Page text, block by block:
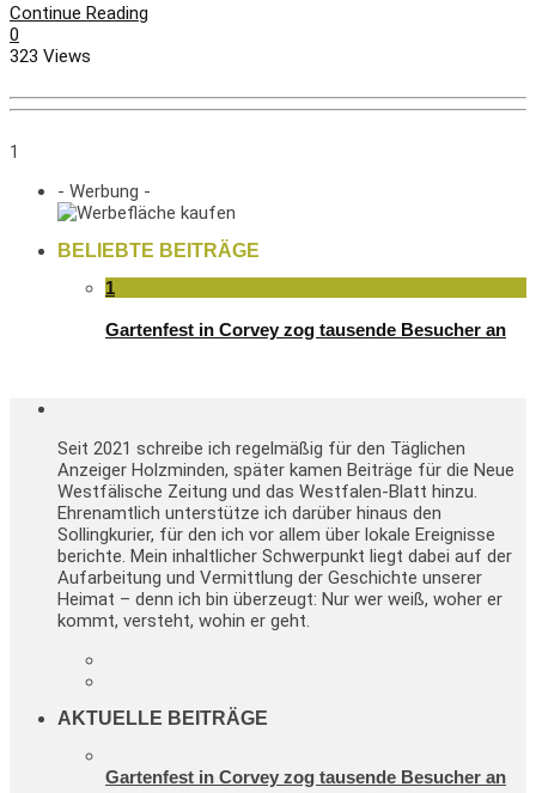
Continue Reading
0
323 Views
1
- Werbung -
BELIEBTE BEITRÄGE
1
Gartenfest in Corvey zog tausende Besucher an
Seit 2021 schreibe ich regelmäßig für den Täglichen
Anzeiger Holzminden, später kamen Beiträge für die Neue
Westfälische Zeitung und das Westfalen-Blatt hinzu.
Ehrenamtlich unterstütze ich darüber hinaus den
Sollingkurier, für den ich vor allem über lokale Ereignisse
berichte. Mein inhaltlicher Schwerpunkt liegt dabei auf der
Aufarbeitung und Vermittlung der Geschichte unserer
Heimat – denn ich bin überzeugt: Nur wer weiß, woher er
kommt, versteht, wohin er geht.
AKTUELLE BEITRÄGE
Gartenfest in Corvey zog tausende Besucher an